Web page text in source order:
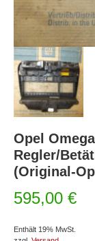
Opel
Regler/
(Original-
595,00 €
Enthält 19% MwSt.